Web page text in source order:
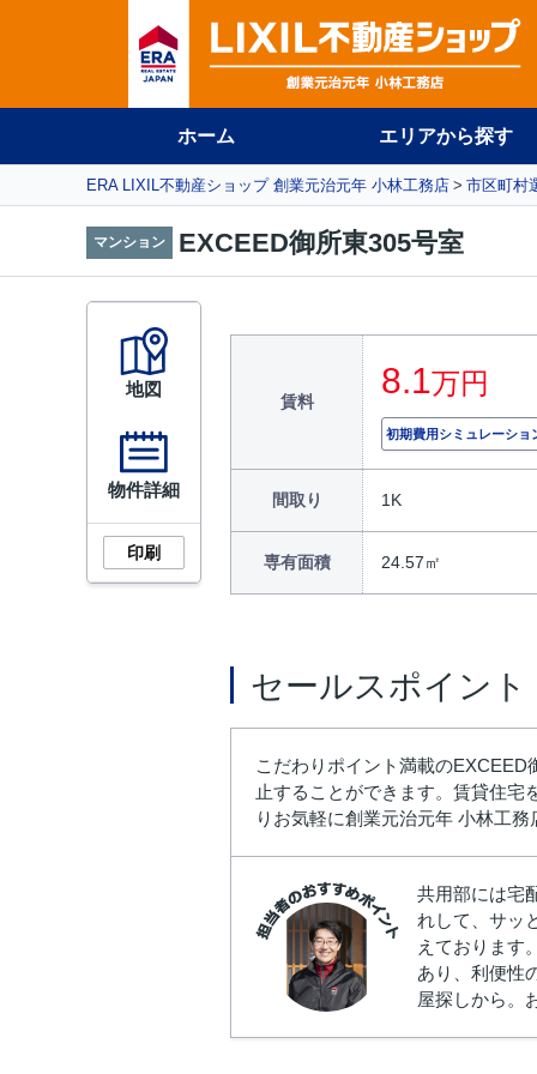
ホーム エリアから探す
ERA LIXIL不動産ショップ 創業元治元年 小林工務店 市区町村
マンション EXCEED御所東305号室
賃料
8.1万円
初期費用シミュレーショ
間取り 1K
専有面積 24.57㎡
地図
物件詳細
印刷
セールスポイント
こだわりポイント満載の
止することができます。賃貸住宅
りお気軽に創業元治元年 小林工
共用部には宅
れして、サッ
えております
あり、利便性
屋探しから。